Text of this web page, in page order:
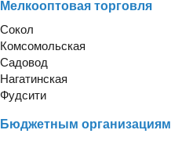
Мелкооптовая торговля
Сокол
Комсомольская
Садовод
Нагатинская
Фудсити
Бюджетным организациям